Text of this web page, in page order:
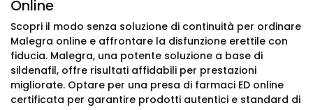
Online
Scopri il modo senza soluzione di continuità per ordinare
Malegra online e affrontare la disfunzione erettile con
fiducia. Malegra, una potente soluzione a base di
sildenafil, offre risultati affidabili per prestazioni
migliorate. Optare per una presa di farmaci ED online
certificata per garantire prodotti autentici e standard di